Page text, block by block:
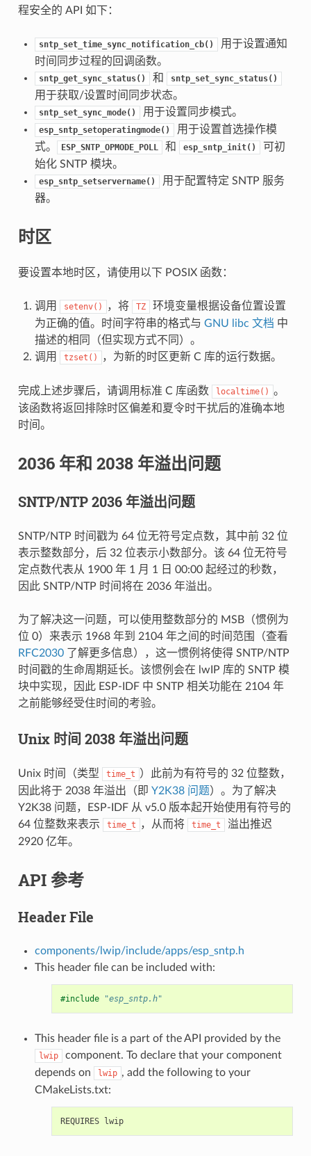
程安全的 API 如下：
sntp_set_time_sync_notification_cb()
用于设置通知
时间同步过程的回调函数。
sntp_get_sync_status() 和 sntp_set_sync_status()
用于获取/设置时间同步状态。
sntp_set_sync_mode() 用于设置同步模式。
esp_sntp_setoperatingmode()
用于设置首选操作模
式。
ESP_SNTP_OPMODE_POLL 和 esp_sntp_init()
可初
始化 SNTP 模块。
esp_sntp_setservername()
用于配置特定 SNTP 服务
器。
时区
要设置本地时区，请使用以下 POSIX 函数：
调用 setenv() ，将 TZ
环境变量根据设备位置设置
为正确的值。时间字符串的格式与 GNU libc 文档 中
描述的相同（但实现方式不同）。
调用
tzset() ，为新的时区更新 C 库的运行数据。
完成上述步骤后，请调用标准 C 库函数 localtime() 。
该函数将返回排除时区偏差和夏令时干扰后的准确本地
时间。
2036 年和 2038 年溢出问题
SNTP/NTP 2036 年溢出问题
SNTP/NTP 时间戳为 64 位无符号定点数，其中前 32 位
表示整数部分，后 32 位表示小数部分。该 64 位无符号
定点数代表从 1900 年 1 月 1 日 00:00 起经过的秒数，
因此 SNTP/NTP 时间将在 2036 年溢出。
为了解决这一问题，可以使用整数部分的 MSB（惯例为
位 0）来表示 1968 年到 2104 年之间的时间范围（查看
RFC2030了解更多信息），这一惯例将使得 SNTP/NTP
时间戳的生命周期延长。该惯例会在 lwIP 库的 SNTP 模
块中实现，因此 ESP-IDF 中 SNTP 相关功能在 2104 年
之前能够经受住时间的考验。
Unix 时间 2038 年溢出问题
Unix 时间（类型 time_t
）此前为有符号的 32 位整数，
因此将于 2038 年溢出（即 Y2K38 问题）。为了解决
Y2K38 问题，ESP-IDF 从 v5.0 版本起开始使用有符号的
64 位整数来表示
time_t ，从而将 time_t
溢出推迟
2920 亿年。
API 参考
Header File
components/lwip/include/apps/esp_sntp.h
This header file can be included with:
#include "esp_sntp.h"
This header file is a part of the API provided by the
lwip
component. To declare that your component
depends on
lwip , add the following to your
CMakeLists.txt:
REQUIRES lwip